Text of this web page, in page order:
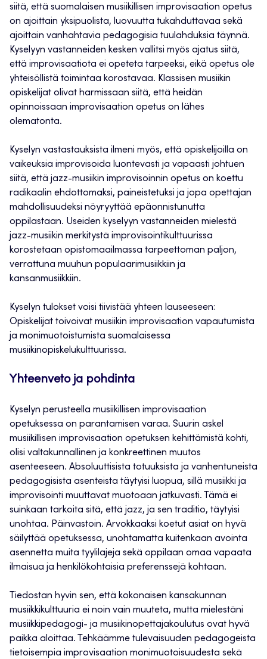
siitä, että suomalaisen musiikillisen improvisaation opetus
on ajoittain yksipuolista, luovuutta tukahduttavaa sekä
ajoittain vanhahtavia pedagogisia tuulahduksia täynnä.
Kyselyyn vastanneiden kesken vallitsi myös ajatus siitä,
että improvisaatiota ei opeteta tarpeeksi, eikä opetus ole
yhteisöllistä toimintaa korostavaa. Klassisen musiikin
opiskelijat olivat harmissaan siitä, että heidän
opinnoissaan improvisaation opetus on lähes
olematonta.
Kyselyn vastastauksista ilmeni myös, että opiskelijoilla on
vaikeuksia improvisoida luontevasti ja vapaasti johtuen
siitä, että jazz-musiikin improvisoinnin opetus on koettu
radikaalin ehdottomaksi, paineistetuksi ja jopa opettajan
mahdollisuudeksi nöyryyttää epäonnistunutta
oppilastaan. Useiden kyselyyn vastanneiden mielestä
jazz-musiikin merkitystä improvisointikulttuurissa
korostetaan opistomaailmassa tarpeettoman paljon,
verrattuna muuhun populaarimusiikkiin ja
kansanmusiikkiin.
Kyselyn tulokset voisi tiivistää yhteen lauseeseen:
Opiskelijat toivoivat musiikin improvisaation vapautumista
ja monimuotoistumista suomalaisessa
musiikinopiskelukulttuurissa.
Yhteenveto ja pohdinta
Kyselyn perusteella musiikillisen improvisaation
opetuksessa on parantamisen varaa. Suurin askel
musiikillisen improvisaation opetuksen kehittämistä kohti,
olisi valtakunnallinen ja konkreettinen muutos
asenteeseen. Absoluuttisista totuuksista ja vanhentuneista
pedagogisista asenteista täytyisi luopua, sillä musiikki ja
improvisointi muuttavat muotoaan jatkuvasti. Tämä ei
suinkaan tarkoita sitä, että jazz, ja sen traditio, täytyisi
unohtaa. Päinvastoin. Arvokkaaksi koetut asiat on hyvä
säilyttää opetuksessa, unohtamatta kuitenkaan avointa
asennetta muita tyylilajeja sekä oppilaan omaa vapaata
ilmaisua ja henkilökohtaisia preferenssejä kohtaan.
Tiedostan hyvin sen, että kokonaisen kansakunnan
musiikkikulttuuria ei noin vain muuteta, mutta mielestäni
musiikkipedagogi- ja musiikinopettajakoulutus ovat hyvä
paikka aloittaa. Tehkäämme tulevaisuuden pedagogeista
tietoisempia improvisaation monimuotoisuudesta sekä